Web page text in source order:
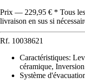
Prix — 229,95 € * Tous
livraison en sus si
Rf. 10038621
Caractéristiques:
céramique,
Système